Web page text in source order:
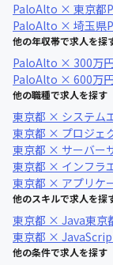
PaloAlto × 東京都
PaloAlto × 埼玉県
他の年収帯で求人を探
PaloAlto × 300万
PaloAlto × 600万
他の職種で求人を探す
東京都 × システム
東京都 × プロジェ
東京都 × サーバー
東京都 × インフラ
東京都 × アプリケ
他のスキルで求人を探
東京都 × Java東京
東京都 ×
他の条件で求人を探す